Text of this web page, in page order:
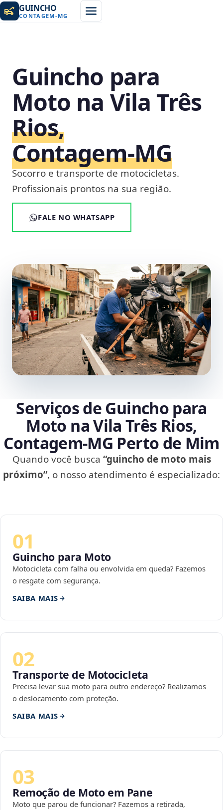
GUINCHO
CONTAGEM-MG
Guincho para
Moto na Vila Três
Rios,
Contagem‑MG
Socorro e transporte de motocicletas.
Profissionais prontos na sua região.
FALE NO WHATSAPP
Serviços de Guincho para
Moto na Vila Três Rios,
Contagem‑MG Perto de Mim
Quando você busca “guincho de moto mais
próximo”, o nosso atendimento é especializado:
01
Guincho para Moto
Motocicleta com falha ou envolvida em queda? Fazemos
o resgate com segurança.
SAIBA MAIS
02
Transporte de Motocicleta
Precisa levar sua moto para outro endereço? Realizamos
o deslocamento com proteção.
SAIBA MAIS
03
Remoção de Moto em Pane
Moto que parou de funcionar? Fazemos a retirada,